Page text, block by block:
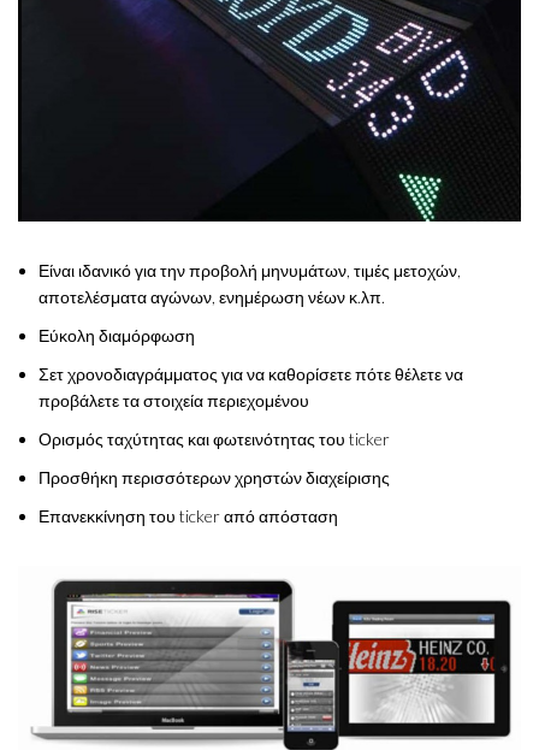
Είναι ιδανικό για την προβολή μηνυμάτων, τιμές μετοχών,
αποτελέσματα αγώνων, ενημέρωση νέων κ.λπ.
Εύκολη διαμόρφωση
Σετ χρονοδιαγράμματος για να καθορίσετε πότε θέλετε να
προβάλετε τα στοιχεία περιεχομένου
Ορισμός ταχύτητας και φωτεινότητας του ticker
Προσθήκη περισσότερων χρηστών διαχείρισης
Επανεκκίνηση του ticker από απόσταση